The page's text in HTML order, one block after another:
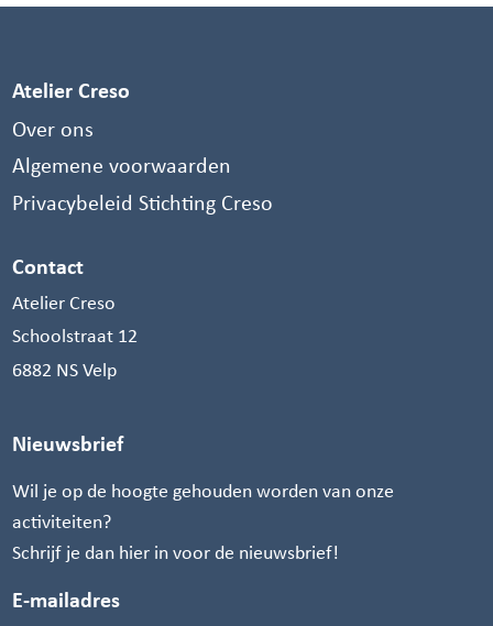
Atelier Creso
Over ons
Algemene voorwaarden
Privacybeleid Stichting Creso
Contact
Atelier Creso
Schoolstraat 12
6882 NS Velp
Nieuwsbrief
Wil je op de hoogte gehouden worden van onze
activiteiten?
Schrijf je dan hier in voor de nieuwsbrief!
E-mailadres